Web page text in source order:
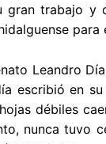
gran trabajo y
Leandro
escribió en
débiles
nunca tuvo